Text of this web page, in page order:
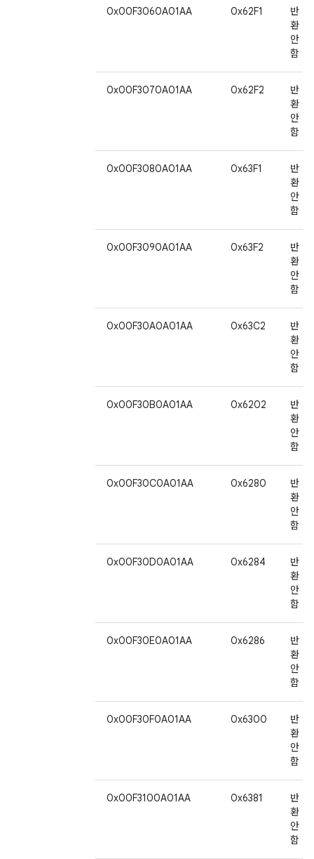
0x00F3060A01AA 0x62F1
반
환
안
함
0x00F3070A01AA 0x62F2
반
환
안
함
0x00F3080A01AA 0x63F1
반
환
안
함
0x00F3090A01AA 0x63F2
반
환
안
함
0x00F30A0A01AA 0x63C2
반
환
안
함
0x00F30B0A01AA 0x6202
반
환
안
함
0x00F30C0A01AA 0x6280
반
환
안
함
0x00F30D0A01AA 0x6284
반
환
안
함
0x00F30E0A01AA 0x6286
반
환
안
함
0x00F30F0A01AA 0x6300
반
환
안
함
0x00F3100A01AA 0x6381
반
환
안
함